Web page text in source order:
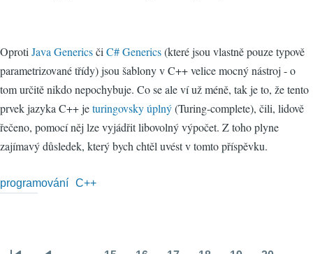
Oproti Java Genericsči C# Generics(které jsou vlastně pouze typově
parametrizované třídy) jsou šablony v C++ velice mocný nástroj - o
tom určitě nikdo nepochybuje. Co se ale ví už méně, tak je to, že tento
prvek jazyka C++ jeturingovsky úplný(Turing-complete), čili, lidově
řečeno, pomocí něj lze vyjádřit libovolný výpočet. Z toho plyne
zajímavý důsledek, který bych chtěl uvést v tomto příspěvku.
programování C++